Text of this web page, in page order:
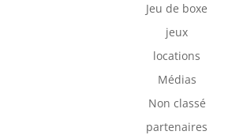
Jeu de boxe
jeux
locations
Médias
Non classé
partenaires